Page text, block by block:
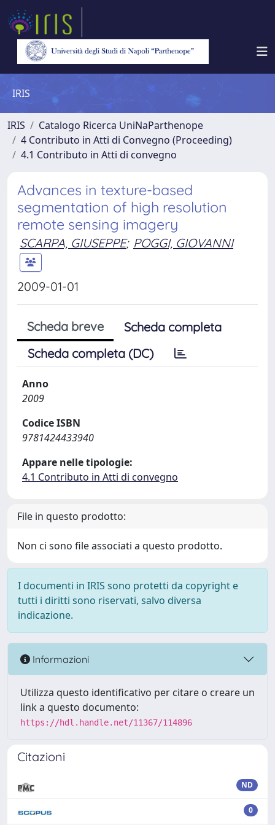
IRIS
IRIS
Catalogo Ricerca UniNaParthenope
4 Contributo in Atti di Convegno (Proceeding)
4.1 Contributo in Atti di convegno
Advances in texture-based
segmentation of high resolution
remote sensing imagery
SCARPA, GIUSEPPE; POGGI, GIOVANNI
2009-01-01
Scheda breve
Scheda completa
Scheda completa (DC)
Anno
2009
Codice ISBN
9781424433940
Appare nelle tipologie:
4.1 Contributo in Atti di convegno
File in questo prodotto:
Non ci sono file associati a questo prodotto.
I documenti in IRIS sono protetti da copyright e
tutti i diritti sono riservati, salvo diversa
indicazione.
Informazioni
Utilizza questo identificativo per citare o creare un
link a questo documento:
https://hdl.handle.net/11367/114896
Citazioni
ND
0